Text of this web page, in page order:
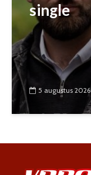
single
5 augustus 2026